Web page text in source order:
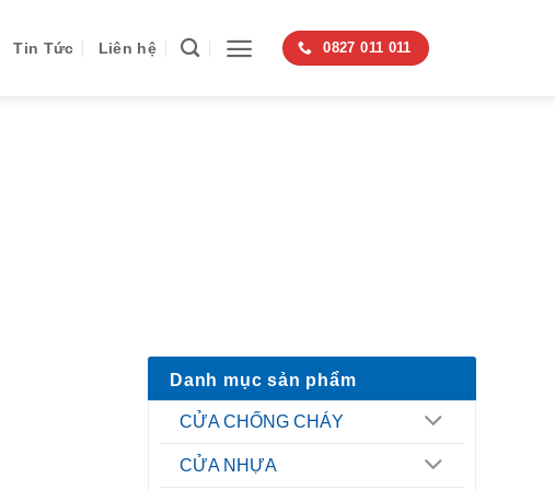
Tin Tức Liên hệ 0827 011 011
Danh mục sản phẩm
CỬA CHỐNG CHÁY
CỬA NHỰA